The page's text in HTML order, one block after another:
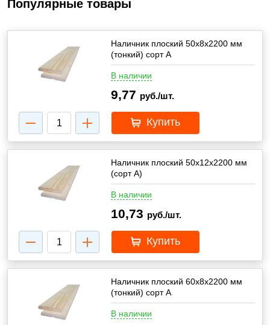
Популярные товары
Наличник плоский 50х8х2200 мм
(тонкий) сорт А
В наличии
9,77 руб./шт.
Купить
Наличник плоский 50х12х2200 мм
(сорт А)
В наличии
10,73 руб./шт.
Купить
Наличник плоский 60х8х2200 мм
(тонкий) сорт А
В наличии